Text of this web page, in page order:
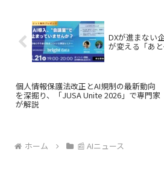
DXが進まない
が変える「あ
個人情報保護法改正とAI規制の最新動向
を深掘り、「JUSA Unite 2026」で専門家
が解説
ホーム 📰 AIニュース